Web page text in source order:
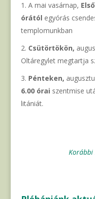
A mai vasárnap,
órától egyórás
templomunkban
Csütörtökön,
Oltáregylet megtartja
Pénteken,
6.00 órai szentmise
litániát.
Korábbi